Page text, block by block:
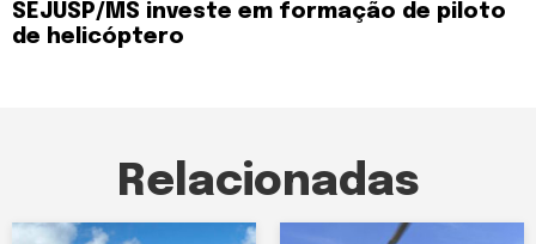
SEJUSP/MS investe em formação de piloto
de helicóptero
Relacionadas